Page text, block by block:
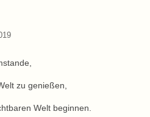
zu genießen,
Welt beginnen.